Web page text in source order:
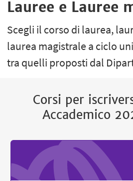
Lauree e Lauree
Scegli il corso di laurea,
laurea magistrale a ciclo
tra quelli proposti dal
Corsi per
Accademico